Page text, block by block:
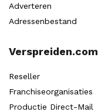
Adverteren
Adressenbestand
Verspreiden.com
Reseller
Franchiseorganisaties
Productie Direct-Mail